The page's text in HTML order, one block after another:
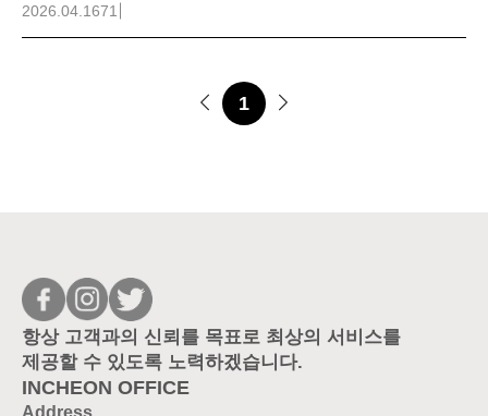
2026.04.1671
1
항상 고객과의 신뢰를 목표로 최상의 서비스를
제공할 수 있도록 노력하겠습니다.
INCHEON OFFICE
Address.